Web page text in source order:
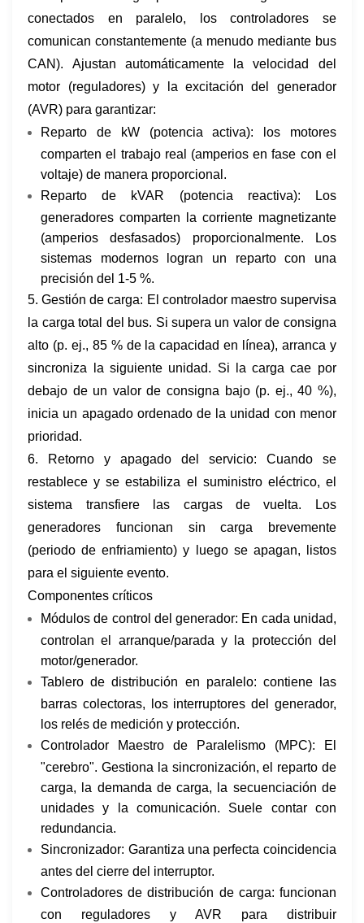
conectados en paralelo, los controladores se
comunican constantemente (a menudo mediante bus
CAN). Ajustan automáticamente la velocidad del
motor (reguladores) y la excitación del generador
(AVR) para garantizar:
Reparto de kW (potencia activa): los motores
comparten el trabajo real (amperios en fase con el
voltaje) de manera proporcional.
Reparto de kVAR (potencia reactiva): Los
generadores comparten la corriente magnetizante
(amperios desfasados) proporcionalmente. Los
sistemas modernos logran un reparto con una
precisión del 1-5 %.
5. Gestión de carga: El controlador maestro supervisa
la carga total del bus. Si supera un valor de consigna
alto (p. ej., 85 % de la capacidad en línea), arranca y
sincroniza la siguiente unidad. Si la carga cae por
debajo de un valor de consigna bajo (p. ej., 40 %),
inicia un apagado ordenado de la unidad con menor
prioridad.
6. Retorno y apagado del servicio: Cuando se
restablece y se estabiliza el suministro eléctrico, el
sistema transfiere las cargas de vuelta. Los
generadores funcionan sin carga brevemente
(periodo de enfriamiento) y luego se apagan, listos
para el siguiente evento.
Componentes críticos
Módulos de control del generador: En cada unidad,
controlan el arranque/parada y la protección del
motor/generador.
Tablero de distribución en paralelo: contiene las
barras colectoras, los interruptores del generador,
los relés de medición y protección.
Controlador Maestro de Paralelismo (MPC): El
"cerebro". Gestiona la sincronización, el reparto de
carga, la demanda de carga, la secuenciación de
unidades y la comunicación. Suele contar con
redundancia.
Sincronizador:​​ Garantiza una perfecta coincidencia
antes del cierre del interruptor.
Controladores de distribución de carga: funcionan
con reguladores y AVR para distribuir